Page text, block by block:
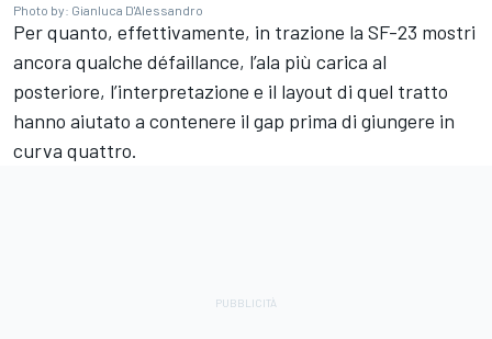
Photo by: Gianluca D'Alessandro
Per quanto, effettivamente, in trazione la SF-23 mostri
ancora qualche défaillance, l’ala più carica al
posteriore, l’interpretazione e il layout di quel tratto
hanno aiutato a contenere il gap prima di giungere in
curva quattro.